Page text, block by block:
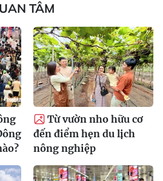
TÂM
Từ vườn nho hữu cơ
đến điểm hẹn du lịch
nông nghiệp